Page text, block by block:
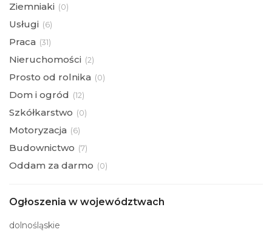
Ziemniaki (0)
Usługi (6)
Praca (31)
Nieruchomości (2)
Prosto od rolnika (0)
Dom i ogród (12)
Szkółkarstwo (0)
Motoryzacja (6)
Budownictwo (7)
Oddam za darmo (0)
Ogłoszenia w województwach
dolnośląskie